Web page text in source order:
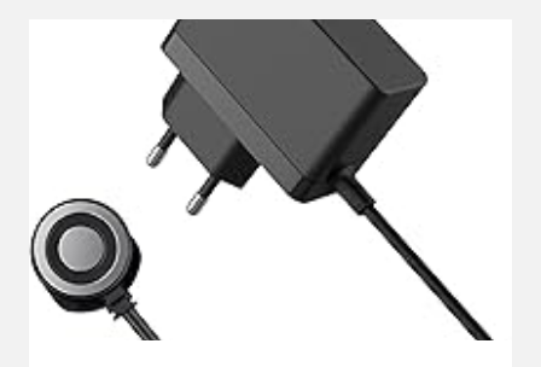
STEINBACH
POOLRUNNER
BATTERY
BASIC
2.0
POOLROBOTER